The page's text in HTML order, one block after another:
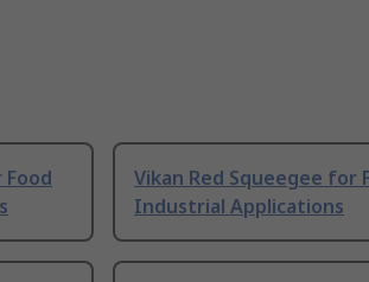
Vikan Red Squeegee for
Industrial Applications